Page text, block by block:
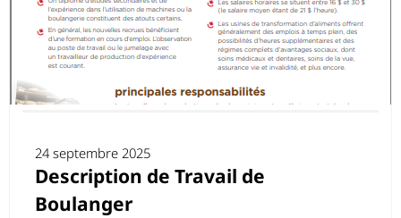
24 septembre 2025
Description de Travail de
Boulanger